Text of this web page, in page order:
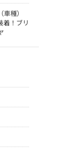
種）
着！ブリ